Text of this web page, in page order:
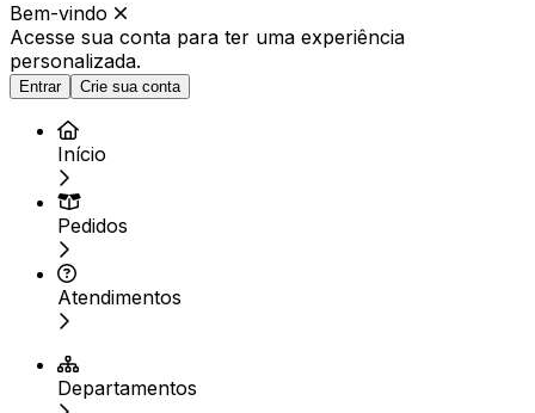
Bem-vindo
Acesse sua conta para ter uma experiência
personalizada.
Entrar Crie sua conta
Início
Pedidos
Atendimentos
Departamentos